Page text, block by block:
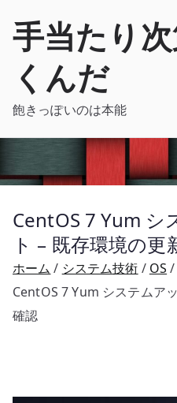
手当たり
くんだ
飽きっぽいのは本能
CentOS 7 Yum シ
ト – 既存環境の更
ホーム システム技術 OS
CentOS 7 Yum システムア
確認